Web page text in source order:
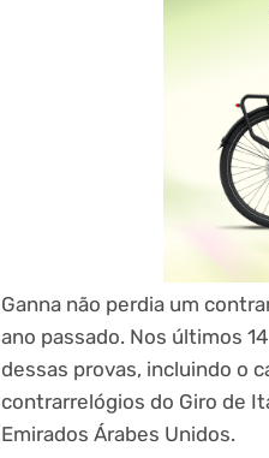
Ganna não perdia um
ano passado. Nos últimos
dessas provas, incluindo o
contrarrelógios do Giro de
Emirados Árabes Unidos.